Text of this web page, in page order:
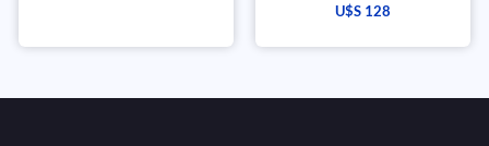
U$S 128